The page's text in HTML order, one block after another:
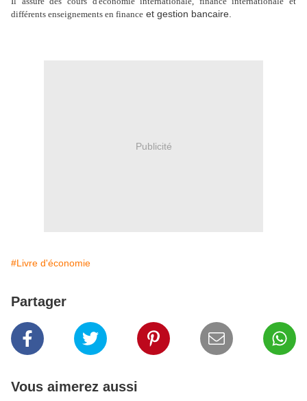
différents enseignements en finance et gestion bancaire.
Publicité
#Livre d'économie
Partager
Vous aimerez aussi